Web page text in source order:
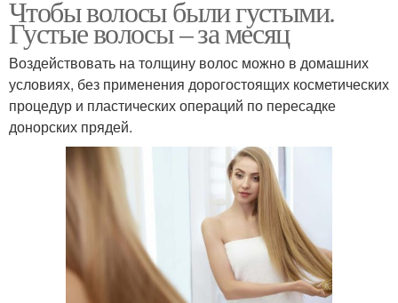
Чтобы волосы были густыми.
Густые волосы – за месяц
Воздействовать на толщину волос можно в домашних
условиях, без применения дорогостоящих косметических
процедур и пластических операций по пересадке
донорских прядей.